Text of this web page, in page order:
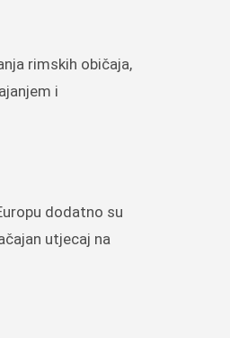
rimskih običaja,
i
dodatno su
utjecaj na